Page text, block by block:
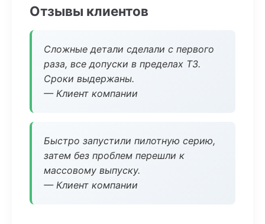
Отзывы клиентов
Сложные детали сделали с первого
раза, все допуски в пределах ТЗ.
Сроки выдержаны.
— Клиент компании
Быстро запустили пилотную серию,
затем без проблем перешли к
массовому выпуску.
— Клиент компании